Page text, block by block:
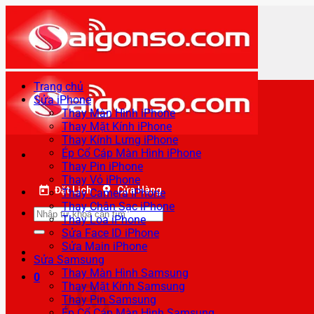
qua
nội
dung
Đặt Lịch Cửa Hàng
Tìm
kiếm:
0
Trang chủ
Sửa iPhone
Thay Màn Hình iPhone
Thay Mặt Kính iPhone
Thay Kính Lưng iPhone
Ép Cổ Cáp Màn Hình iPhone
Thay Pin iPhone
Thay Vỏ iPhone
Thay Camera iPhone
Thay Chân Sạc iPhone
Thay Loa iPhone
Sửa Face ID iPhone
Sửa Main iPhone
Sửa Samsung
Thay Màn Hình Samsung
Thay Mặt Kính Samsung
Thay Pin Samsung